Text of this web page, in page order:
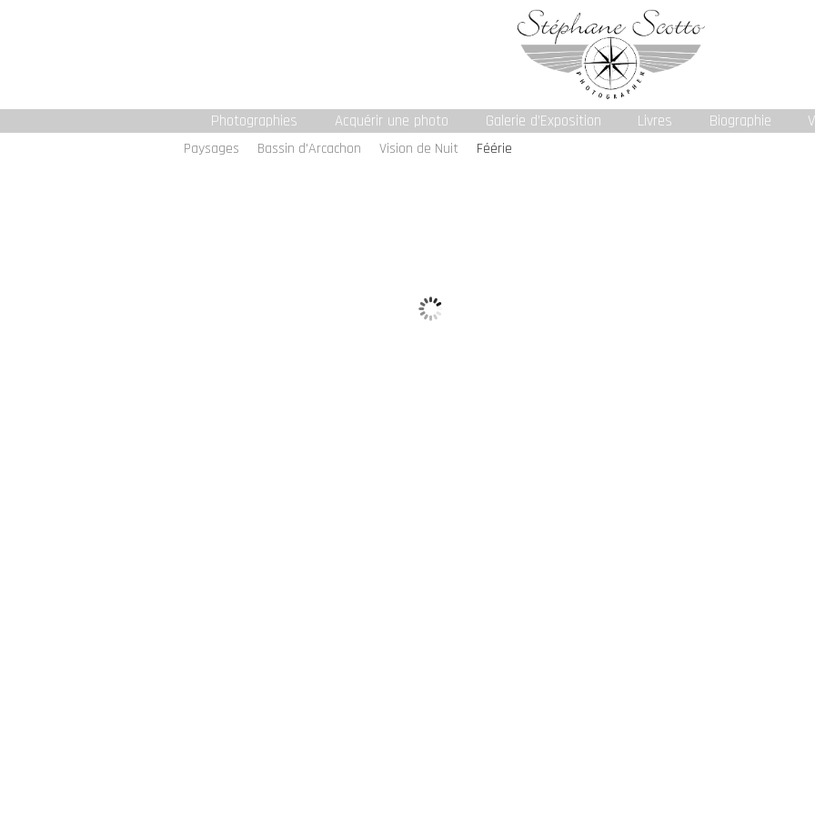
Photographies Acquérir une photo Galerie d’Exposition Livres Biographie
Paysages Bassin d'Arcachon Vision de Nuit Féérie